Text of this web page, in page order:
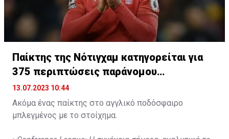
Παίκτης της Νότιγχαμ κατηγορείται για
375 περιπτώσεις παράνομου
στοιχηματισμού
13.07.2023 10:44
Ακόμα ένας παίκτης στο αγγλικό ποδόσφαιρο
μπλεγμένος με το στοίχημα.